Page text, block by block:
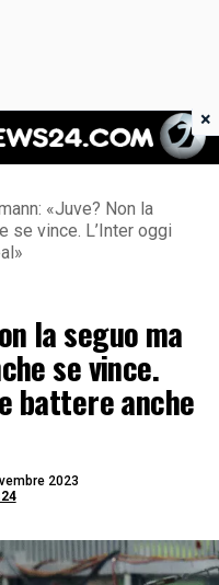
24
«Juve? Non la
se vince. L’Inter oggi
la seguo ma
se vince.
battere anche
2023
×